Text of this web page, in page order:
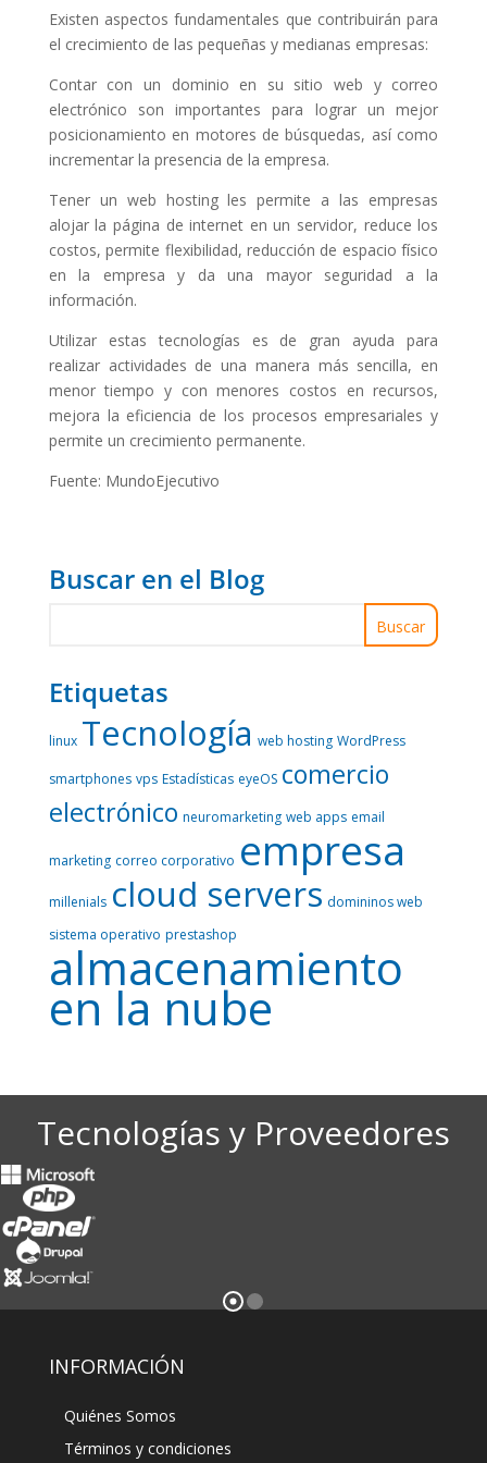
Existen aspectos fundamentales que contribuirán para
el crecimiento de las pequeñas y medianas empresas:
Contar con un dominio en su sitio web y correo
electrónico son importantes para lograr un mejor
posicionamiento en motores de búsquedas, así como
incrementar la presencia de la empresa.
Tener un web hosting les permite a las empresas
alojar la página de internet en un servidor, reduce los
costos, permite flexibilidad, reducción de espacio físico
en la empresa y da una mayor seguridad a la
información.
Utilizar estas tecnologías es de gran ayuda para
realizar actividades de una manera más sencilla, en
menor tiempo y con menores costos en recursos,
mejora la eficiencia de los procesos empresariales y
permite un crecimiento permanente.
Fuente: MundoEjecutivo
Buscar en el Blog
Etiquetas
linux Tecnología web hosting WordPress
smartphones vps Estadísticas eyeOS comercio
electrónico neuromarketing web apps email
marketing correo corporativo empresa
millenials cloud servers domininos web
sistema operativo prestashop
almacenamiento
en la nube
Tecnologías y Proveedores
INFORMACIÓN
Quiénes Somos
Términos y condiciones